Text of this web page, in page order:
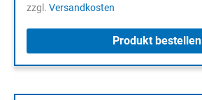
zzgl. Versandkosten
Produkt bestellen